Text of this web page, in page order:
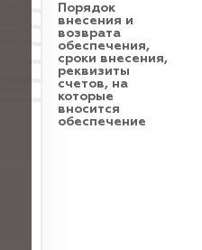
Порядок
внесения и
возврата
обеспечения,
сроки внесения,
реквизиты
счетов, на
которые
вносится
обеспечение